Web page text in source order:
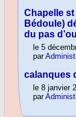
Chapelle
Bédoule)
du pas
le 5
par
calanques
le 8 janvier
par